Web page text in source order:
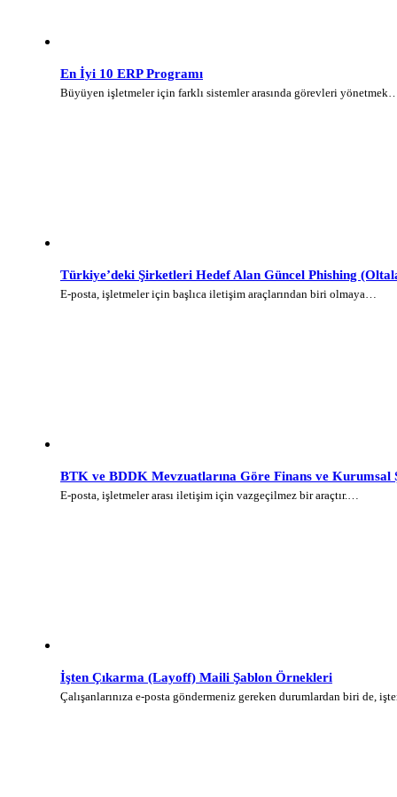
En İyi 10 ERP Programı
Büyüyen işletmeler için farklı sistemler arasında görevleri
Türkiye’deki Şirketleri Hedef Alan Güncel Phishing
E-posta, işletmeler için başlıca iletişim araçlarından biri olmaya…
BTK ve BDDK Mevzuatlarına Göre Finans ve
E-posta, işletmeler arası iletişim için vazgeçilmez bir araçtır.…
İşten Çıkarma (Layoff) Maili Şablon Örnekleri
Çalışanlarınıza e-posta göndermeniz gereken durumlardan biri de,